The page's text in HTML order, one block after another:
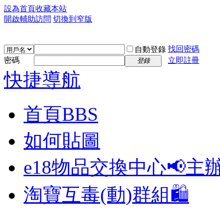
設為首頁收藏本站
開啟輔助訪問 切換到窄版
自動登錄 找回密碼
密碼
登錄 立即註冊
快捷導航
首頁BBS
如何貼圖
e18物品交換中心📢主
淘寶互毒(動)群組🛍️